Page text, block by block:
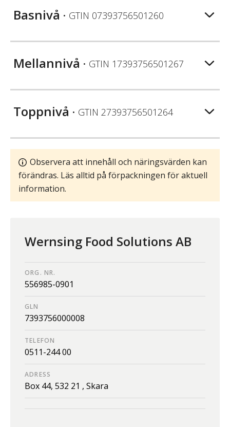
Basnivå • GTIN 07393756501260
Mellannivå • GTIN 17393756501267
Toppnivå • GTIN 27393756501264
Observera att innehåll och näringsvärden kan
förändras. Läs alltid på förpackningen för aktuell
information.
Wernsing Food Solutions AB
ORG. NR.
556985-0901
GLN
7393756000008
TELEFON
0511-244 00
ADRESS
Box 44, 532 21 , Skara